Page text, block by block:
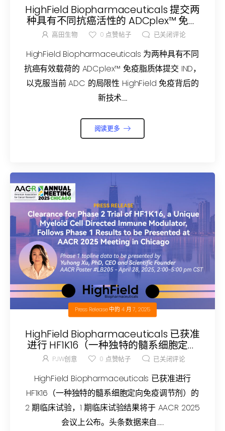
HighField Biopharmaceuticals 提交两
种具有不同抗癌活性的 ADCplex™ 免疫
脂质体 IND 申请，以克服当前 ADC 的局
高田生物 0 点赞帖子 已关闭评论
HighField Biopharmaceuticals 为两种具有不同
抗癌有效载荷的 ADCplex™ 免疫脂质体提交 IND，
以克服当前 ADC 的局限性 HighField 免疫背后的
新技术......
阅读更多
Press Release中的4 月 7, 2025
HighField Biopharmaceuticals 已获准
进行 HF1K16（一种独特的髓系细胞定向
免疫调节剂）的 2 期临床试验，其 1 期临
PJW创意 0 点赞帖子 已关闭评论
HighField Biopharmaceuticals 已获准进行
HF1K16（一种独特的髓系细胞定向免疫调节剂）的
2 期临床试验，1 期临床试验结果将于 AACR 2025
会议上公布。头条数据来自……